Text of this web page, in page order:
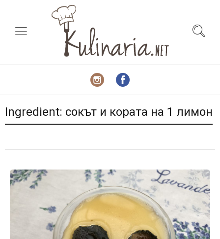
Ingredient: сокът и кората на 1 лимон